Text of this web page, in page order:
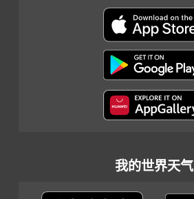
我的世界天气